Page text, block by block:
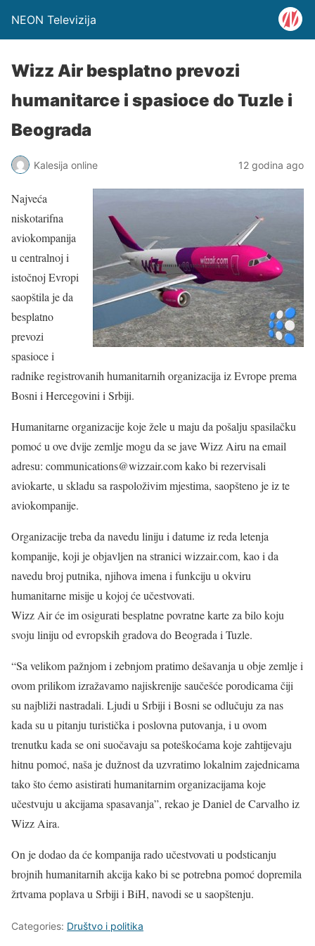
NEON Televizija
Wizz Air besplatno prevozi
humanitarce i spasioce do Tuzle i
Beograda
Kalesija online 12 godina ago
Najveća
niskotarifna
aviokompanija
u centralnoj i
istočnoj Evropi
saopštila je da
besplatno
prevozi
spasioce i
radnike registrovanih humanitarnih organizacija iz Evrope prema
Bosni i Hercegovini i Srbiji.
Humanitarne organizacije koje žele u maju da pošalju spasilačku
pomoć u ove dvije zemlje mogu da se jave Wizz Airu na email
adresu: communications@wizzair.com kako bi rezervisali
aviokarte, u skladu sa raspoloživim mjestima, saopšteno je iz te
aviokompanije.
Organizacije treba da navedu liniju i datume iz reda letenja
kompanije, koji je objavljen na stranici wizzair.com, kao i da
navedu broj putnika, njihova imena i funkciju u okviru
humanitarne misije u kojoj će učestvovati.
Wizz Air će im osigurati besplatne povratne karte za bilo koju
svoju liniju od evropskih gradova do Beograda i Tuzle.
“Sa velikom pažnjom i zebnjom pratimo dešavanja u obje zemlje i
ovom prilikom izražavamo najiskrenije saučešće porodicama čiji
su najbliži nastradali. Ljudi u Srbiji i Bosni se odlučuju za nas
kada su u pitanju turistička i poslovna putovanja, i u ovom
trenutku kada se oni suočavaju sa poteškoćama koje zahtijevaju
hitnu pomoć, naša je dužnost da uzvratimo lokalnim zajednicama
tako što ćemo asistirati humanitarnim organizacijama koje
učestvuju u akcijama spasavanja”, rekao je Daniel de Carvalho iz
Wizz Aira.
On je dodao da će kompanija rado učestvovati u podsticanju
brojnih humanitarnih akcija kako bi se potrebna pomoć dopremila
žrtvama poplava u Srbiji i BiH, navodi se u saopštenju.
Categories: Društvo i politika